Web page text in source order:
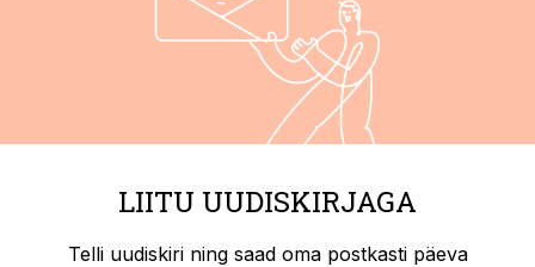
LIITU UUDISKIRJAGA
Telli uudiskiri ning saad oma postkasti päeva